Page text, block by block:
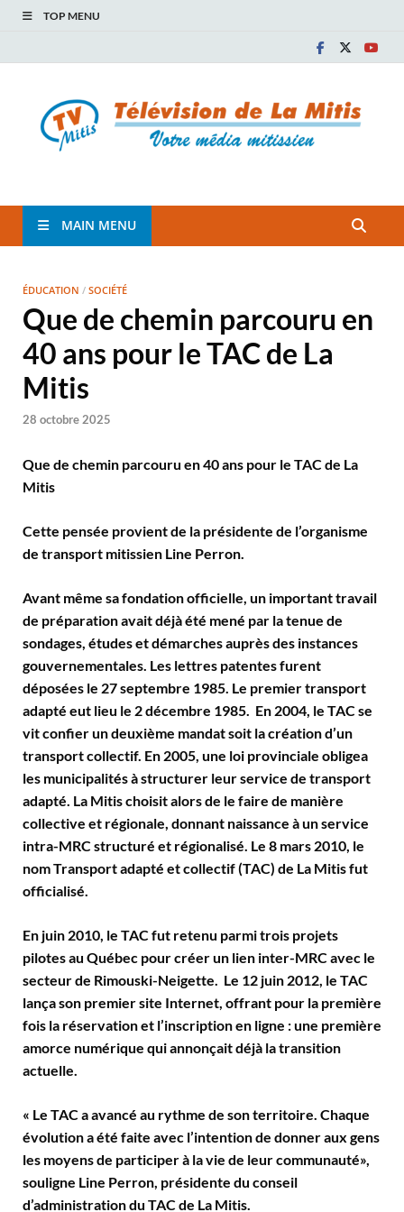
TOP MENU
TVM
MAIN MENU
ÉDUCATION / SOCIÉTÉ
Que de chemin parcouru en
40 ans pour le TAC de La
Mitis
28 octobre 2025
Que de chemin parcouru en 40 ans pour le TAC de La
Mitis
Cette pensée provient de la présidente de l’organisme
de transport mitissien Line Perron.
Avant même sa fondation officielle, un important travail
de préparation avait déjà été mené par la tenue de
sondages, études et démarches auprès des instances
gouvernementales. Les lettres patentes furent
déposées le 27 septembre 1985. Le premier transport
adapté eut lieu le 2 décembre 1985. En 2004, le TAC se
vit confier un deuxième mandat soit la création d’un
transport collectif. En 2005, une loi provinciale obligea
les municipalités à structurer leur service de transport
adapté. La Mitis choisit alors de le faire de manière
collective et régionale, donnant naissance à un service
intra-MRC structuré et régionalisé. Le 8 mars 2010, le
nom Transport adapté et collectif (TAC) de La Mitis fut
officialisé.
En juin 2010, le TAC fut retenu parmi trois projets
pilotes au Québec pour créer un lien inter-MRC avec le
secteur de Rimouski-Neigette. Le 12 juin 2012, le TAC
lança son premier site Internet, offrant pour la première
fois la réservation et l’inscription en ligne : une première
amorce numérique qui annonçait déjà la transition
actuelle.
« Le TAC a avancé au rythme de son territoire. Chaque
évolution a été faite avec l’intention de donner aux gens
les moyens de participer à la vie de leur communauté»,
souligne Line Perron, présidente du conseil
d’administration du TAC de La Mitis.